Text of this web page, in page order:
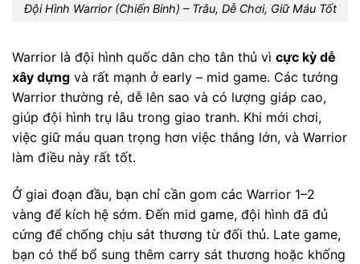
Đội Hình Warrior (Chiến Binh) – Trâu, Dễ Chơi, Giữ Máu Tốt
Warrior là đội hình quốc dân cho tân thủ vì cực kỳ dễ
xây dựng và rất mạnh ở early – mid game. Các tướng
Warrior thường rẻ, dễ lên sao và có lượng giáp cao,
giúp đội hình trụ lâu trong giao tranh. Khi mới chơi,
việc giữ máu quan trọng hơn việc thắng lớn, và Warrior
làm điều này rất tốt.
Ở giai đoạn đầu, bạn chỉ cần gom các Warrior 1–2
vàng để kích hệ sớm. Đến mid game, đội hình đã đủ
cứng để chống chịu sát thương từ đối thủ. Late game,
bạn có thể bổ sung thêm carry sát thương hoặc khống